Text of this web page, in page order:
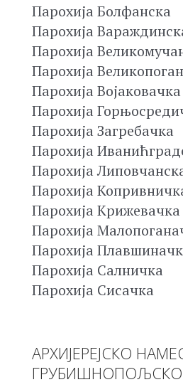
Парохија Болфанска
Парохија
Парохија
Парохија
Парохија Војаковачка
Парохија
Парохија Загребачка
Парохија
Парохија
Парохија
Парохија Крижевачка
Парохија
Парохија
Парохија Салничка
Парохија Сисачка
АРХИЈЕРЕЈСКО